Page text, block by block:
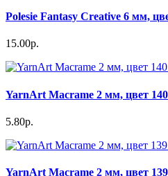
Polesie Fantasy Creative 6 мм,
15.00р.
YarnArt Macrame 2 мм, цвет
5.80р.
YarnArt Macrame 2 мм, цвет